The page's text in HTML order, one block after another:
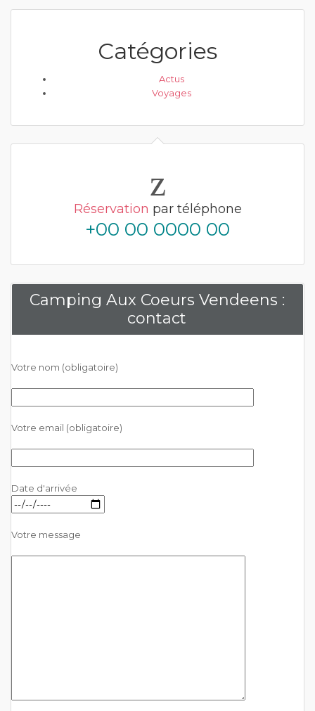
Catégories
Actus
Voyages
Réservation par téléphone
+00 00 0000 00
Camping Aux Coeurs Vendeens :
contact
Votre nom (obligatoire)
Votre email (obligatoire)
Date d'arrivée
Votre message